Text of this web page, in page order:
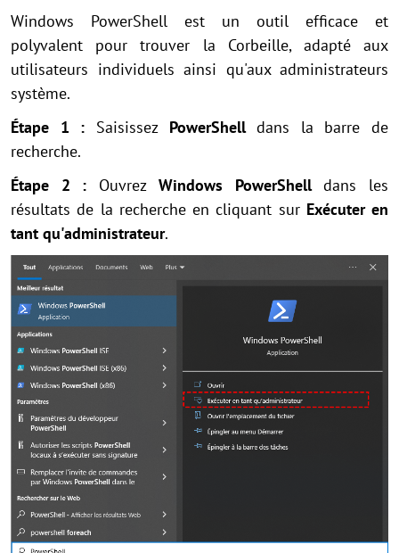
Windows PowerShell est un outil efficace et
polyvalent pour trouver la Corbeille, adapté aux
utilisateurs individuels ainsi qu'aux administrateurs
système.
Étape 1 : Saisissez PowerShelldans la barre de
recherche.
Étape 2 : Ouvrez Windows PowerShelldans les
résultats de la recherche en cliquant sur Exécuter en
tant qu'administrateur.